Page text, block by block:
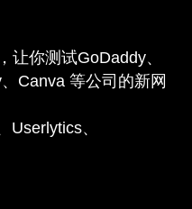
让你测试GoDaddy、
Canva 等公司的新网
Userlytics、